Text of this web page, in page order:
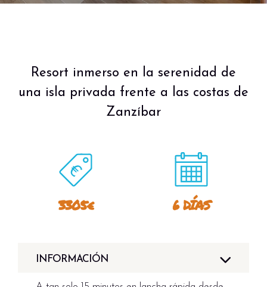
Resort inmerso en la serenidad de
una isla privada frente a las costas de
Zanzíbar
3305€ 6 DÍAS
INFORMACIÓN